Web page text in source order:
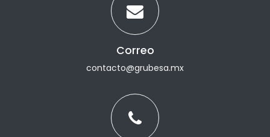
Correo
contacto@grubesa.mx